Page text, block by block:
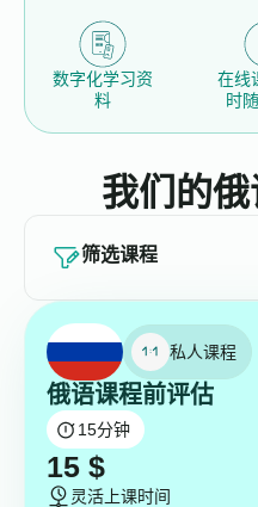
我们的
数字化学习资
料
在线
时
筛选课程
私人课程
俄语课程前评估
15分钟
15 $
灵活上课时间